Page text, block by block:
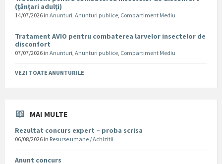
(țânțari adulți)
14/07/2026 in Anunturi, Anunturi publice, Compartiment Mediu
Tratament AVIO pentru combaterea larvelor insectelor de
disconfort
07/07/2026 in Anunturi, Anunturi publice, Compartiment Mediu
VEZI TOATE ANUNTURILE
MAI MULTE
Rezultat concurs expert – proba scrisa
06/08/2026 in Resurse umane / Achizitii
Anunt concurs